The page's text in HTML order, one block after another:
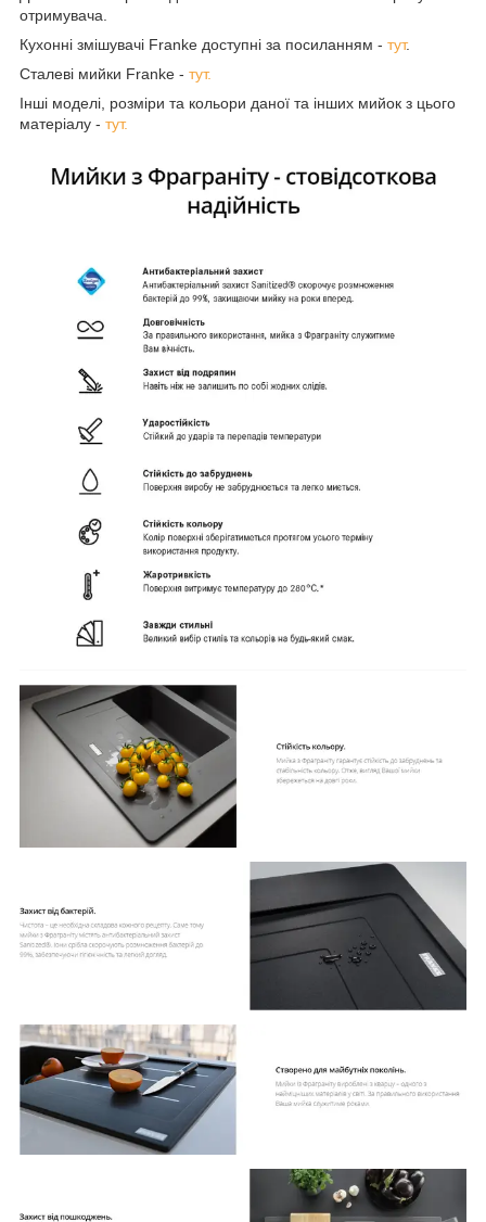
отримувача.
Кухонні змішувачі Franke доступні за посиланням - тут.
Сталеві мийки Franke - тут.
Інші моделі, розміри та кольори даної та інших мийок з цього
матеріалу - тут.